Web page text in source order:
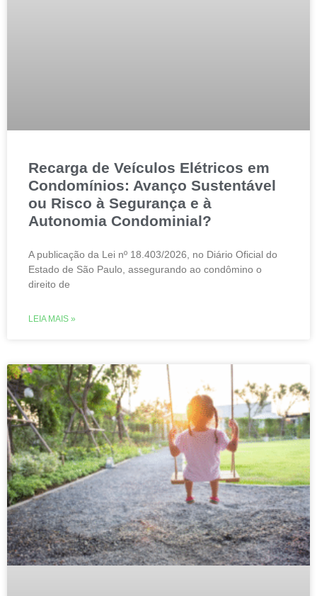
Recarga de Veículos Elétricos em
Condomínios: Avanço Sustentável
ou Risco à Segurança e à
Autonomia Condominial?
A publicação da Lei nº 18.403/2026, no Diário Oficial do
Estado de São Paulo, assegurando ao condômino o
direito de
LEIA MAIS »